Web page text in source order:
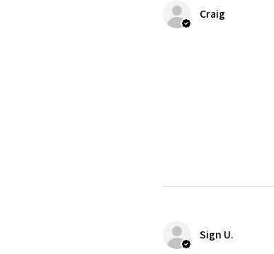
Craig
Sign U.